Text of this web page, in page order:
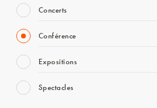
Concerts
Conférence
Expositions
Spectacles